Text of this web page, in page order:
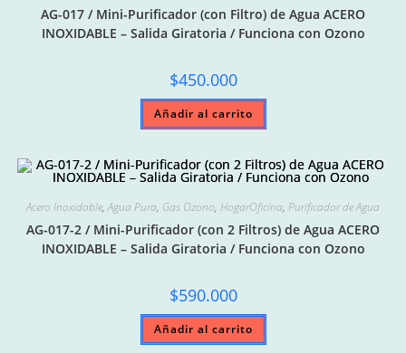
AG-017 / Mini-Purificador (con Filtro) de Agua ACERO
INOXIDABLE – Salida Giratoria / Funciona con Ozono
$450.000
Añadir al carrito
Acero Inoxidable,Agua Pura, Gas Ozono, HogarOficina, Purificador de Agua
AG-017-2 / Mini-Purificador (con 2 Filtros) de Agua ACERO
INOXIDABLE – Salida Giratoria / Funciona con Ozono
$590.000
Añadir al carrito